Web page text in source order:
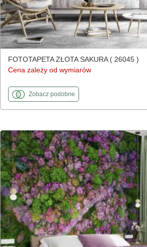
FOTOTAPETA ZŁOTA SAKURA ( 26045 )
Cena zależy od wymiarów
Zobaczfototapety
podobnedo Złota sakura